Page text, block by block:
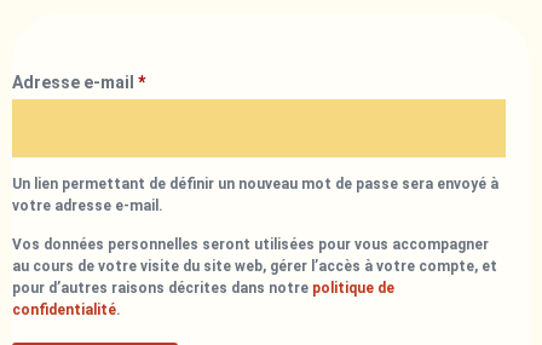
Adresse e-mail *
Un lien permettant de définir un nouveau mot de passe sera envoyé à
votre adresse e-mail.
Vos données personnelles seront utilisées pour vous accompagner
au cours de votre visite du site web, gérer l’accès à votre compte, et
pour d’autres raisons décrites dans notre politique de
confidentialité.